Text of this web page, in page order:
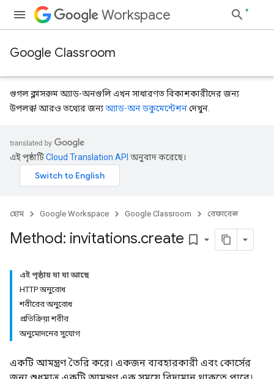
Workspace
Google Classroom
গুগল ক্লাসরুম অ্যাড-অনগুলি এখন সাধারণত বিকাশকারীদের জন্য
উপলব্ধ! আরও তথ্যের জন্যঅ্যাড-অন ডকুমেন্টেশনদেখুন.
এই পৃষ্ঠাটিCloud Translation API অনুবাদ করেছে।
হোম Google Workspace Google Classroom রেফারেন্স
Method: invitations.create bookmark_border
এই পৃষ্ঠায় যা যা আছে
HTTP অনুরোধ
শরীরের অনুরোধ
প্রতিক্রিয়া শরীর
অনুমোদনের সুযোগ
একটি আমন্ত্রণ তৈরি করে। একজন ব্যবহারকারী এবং কোর্সের